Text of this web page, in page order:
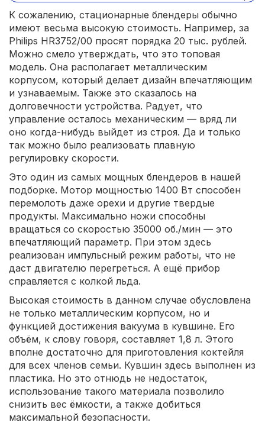
К сожалению, стационарные блендеры обычно
имеют весьма высокую стоимость. Например, за
Philips HR3752/00 просят порядка 20 тыс. рублей.
Можно смело утверждать, что это топовая
модель. Она располагает металлическим
корпусом, который делает дизайн впечатляющим
и узнаваемым. Также это сказалось на
долговечности устройства. Радует, что
управление осталось механическим — вряд ли
оно когда-нибудь выйдет из строя. Да и только
так можно было реализовать плавную
регулировку скорости.
Это один из самых мощных блендеров в нашей
подборке. Мотор мощностью 1400 Вт способен
перемолоть даже орехи и другие твердые
продукты. Максимально ножи способны
вращаться со скоростью 35000 об./мин — это
впечатляющий параметр. При этом здесь
реализован импульсный режим работы, что не
даст двигателю перегреться. А ещё прибор
справляется с колкой льда.
Высокая стоимость в данном случае обусловлена
не только металлическим корпусом, но и
функцией достижения вакуума в кувшине. Его
объём, к слову говоря, составляет 1,8 л. Этого
вполне достаточно для приготовления коктейля
для всех членов семьи. Кувшин здесь выполнен из
пластика. Но это отнюдь не недостаток,
использование такого материала позволило
снизить вес ёмкости, а также добиться
максимальной безопасности.